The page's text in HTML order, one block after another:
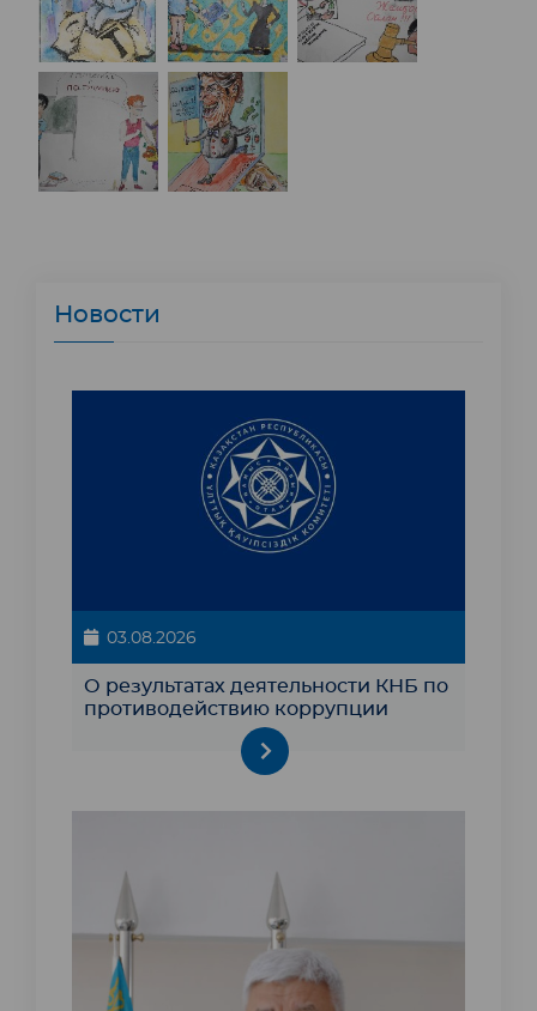
Новости
03.08.2026
О результатах деятельности КНБ по
противодействию коррупции